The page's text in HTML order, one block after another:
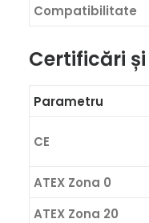
Compatibilitate
Certificări
Parametru
CE
ATEX Zona 0
ATEX Zona 20